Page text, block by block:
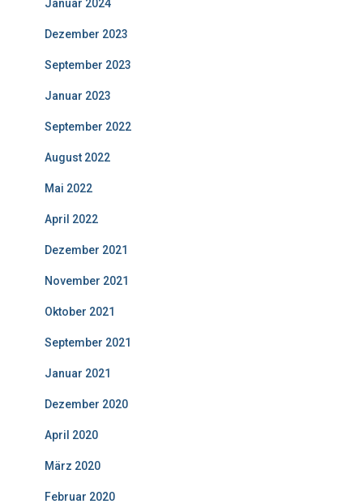
Januar 2024
Dezember 2023
September 2023
Januar 2023
September 2022
August 2022
Mai 2022
April 2022
Dezember 2021
November 2021
Oktober 2021
September 2021
Januar 2021
Dezember 2020
April 2020
März 2020
Februar 2020